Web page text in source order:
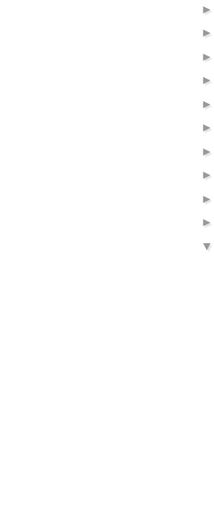
►
►
►
►
►
►
►
►
►
►
▼